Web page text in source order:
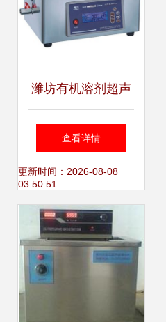
潍坊有机溶剂超声
波清洗机,济南循环
过滤超声波清洗机
厂家青岛直销_包
装机械栏目
查看详情
更新时间：2026-08-08
03:50:51